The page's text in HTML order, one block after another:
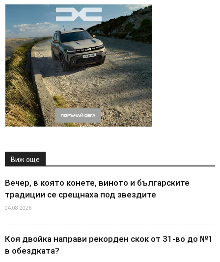
Виж още
Вечер, в която конете, виното и българските
традиции се срещнаха под звездите
04.08.2026
Коя двойка направи рекорден скок от 31-во до №1
в обездката?